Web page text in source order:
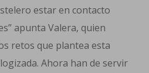
estar en contacto
apunta Valera, quien
retos que plantea esta
Ahora han de servir